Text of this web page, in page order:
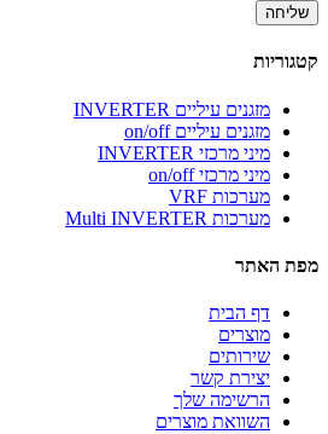
שליחה
קטגוריות
מזגנים עיליים INVERTER
מזגנים עיליים on/off
מיני מרכזי INVERTER
מיני מרכזי on/off
מערכות VRF
מערכות Multi INVERTER
מפת האתר
דף הבית
מוצרים
שירותים
יצירת קשר
הרשימה שלך
השוואת מוצרים